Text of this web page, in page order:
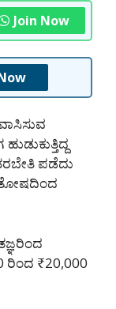
Join Now
ಪಡೆದು
ರಿಂದ ₹20,000